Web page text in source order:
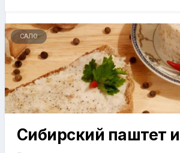
САЛО
Сибирский паштет